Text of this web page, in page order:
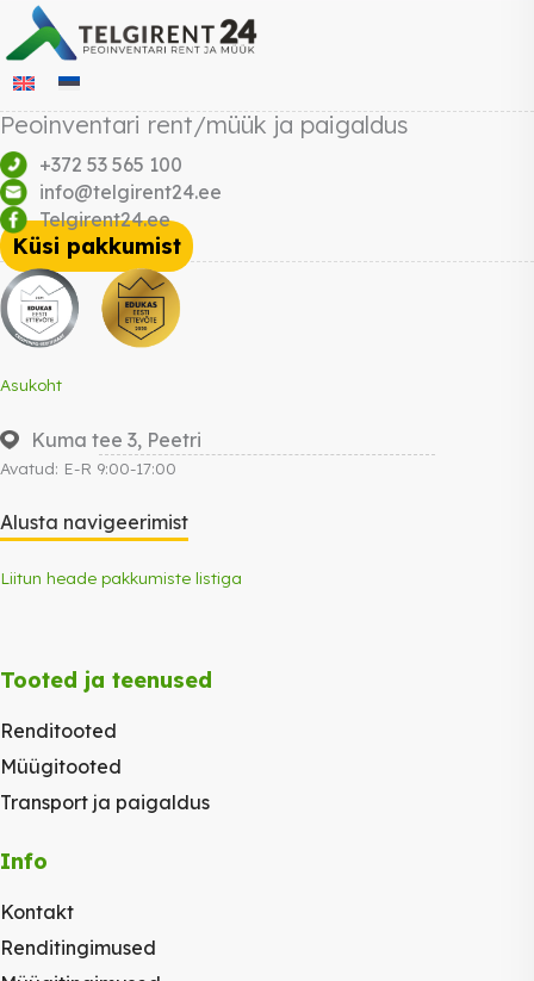
Peoinventari rent/müük ja paigaldus
+372 53 565 100
info@telgirent24.ee
Telgirent24.ee
Küsi pakkumist
Asukoht
Kuma tee 3, Peetri
Avatud: E-R 9:00-17:00
Alusta navigeerimist
Liitun heade pakkumiste listiga
Tooted ja teenused
Renditooted
Müügitooted
Transport ja paigaldus
Info
Kontakt
Renditingimused